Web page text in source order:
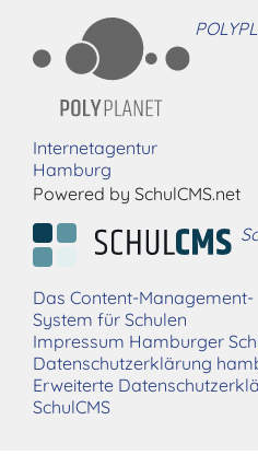
Internetagentur
Hamburg
Powered by SchulCMS.net
Das Content-Management-
System für Schulen
Impressum Hamburger
Datenschutzerklärung
Erweiterte
SchulCMS